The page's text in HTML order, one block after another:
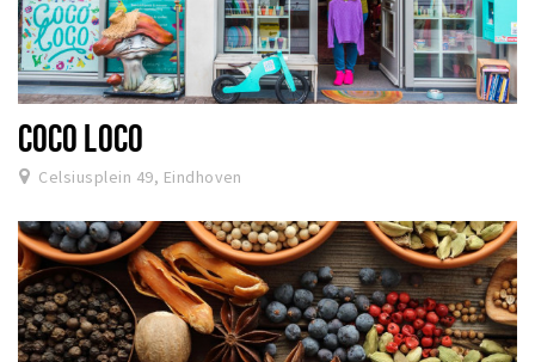
COCO LOCO
Celsiusplein 49, Eindhoven